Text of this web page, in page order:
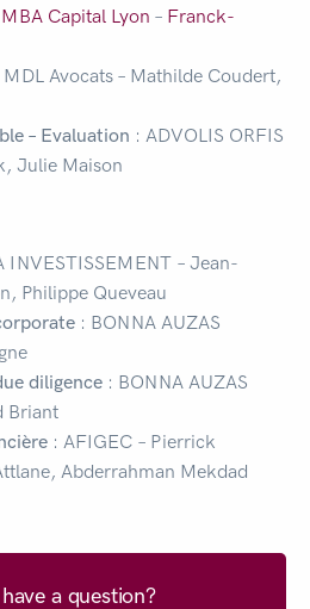
MBA Capital Lyon – Franck-
MDL Avocats – Mathilde Coudert,
– Evaluation : ADVOLIS ORFIS
Julie Maison
INVESTISSEMENT – Jean-
Philippe Queveau
: BONNA AUZAS
diligence : BONNA AUZAS
Briant
: AFIGEC – Pierrick
Abderrahman Mekdad
a question?